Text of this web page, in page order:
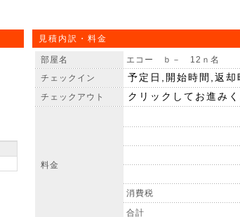
見積内訳・料金
部屋名
エコー ｂ－ 12ｎ名
チェックイン
チェックアウト
料金
消費税
合計